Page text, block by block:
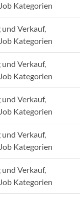
Kategorien
Verkauf,
Kategorien
Verkauf,
Kategorien
Verkauf,
Kategorien
Verkauf,
Kategorien
Verkauf,
Kategorien